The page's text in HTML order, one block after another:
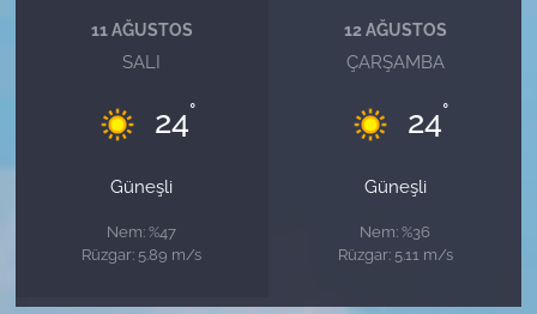
11 AĞUSTOS
SALI
24°
Güneşli
Nem: %47
Rüzgar: 5.89 m/s
12 AĞUSTOS
ÇARŞAMBA
24°
Güneşli
Nem: %36
Rüzgar: 5.11 m/s